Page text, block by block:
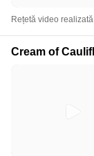
Rețetă video
Cream of